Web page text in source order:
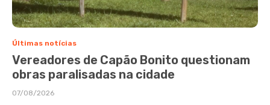
Últimas notícias
Vereadores de Capão Bonito questionam
obras paralisadas na cidade
07/08/2026